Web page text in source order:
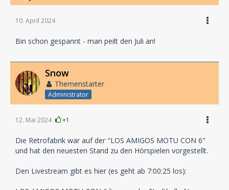
10. April 2024
Bin schon gespannt - man peilt den Juli an!
Snow
Themenstarter
Administrator
12. Mai 2024 +1
Die Retrofabrik war auf der "LOS AMIGOS MOTU CON 6"
und hat den neuesten Stand zu den Hörspielen vorgestellt.
Den Livestream gibt es hier (es geht ab 7:00:25 los):